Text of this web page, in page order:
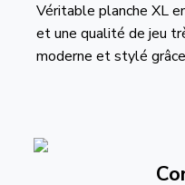
Véritable planche XL
et une qualité de jeu
moderne et stylé